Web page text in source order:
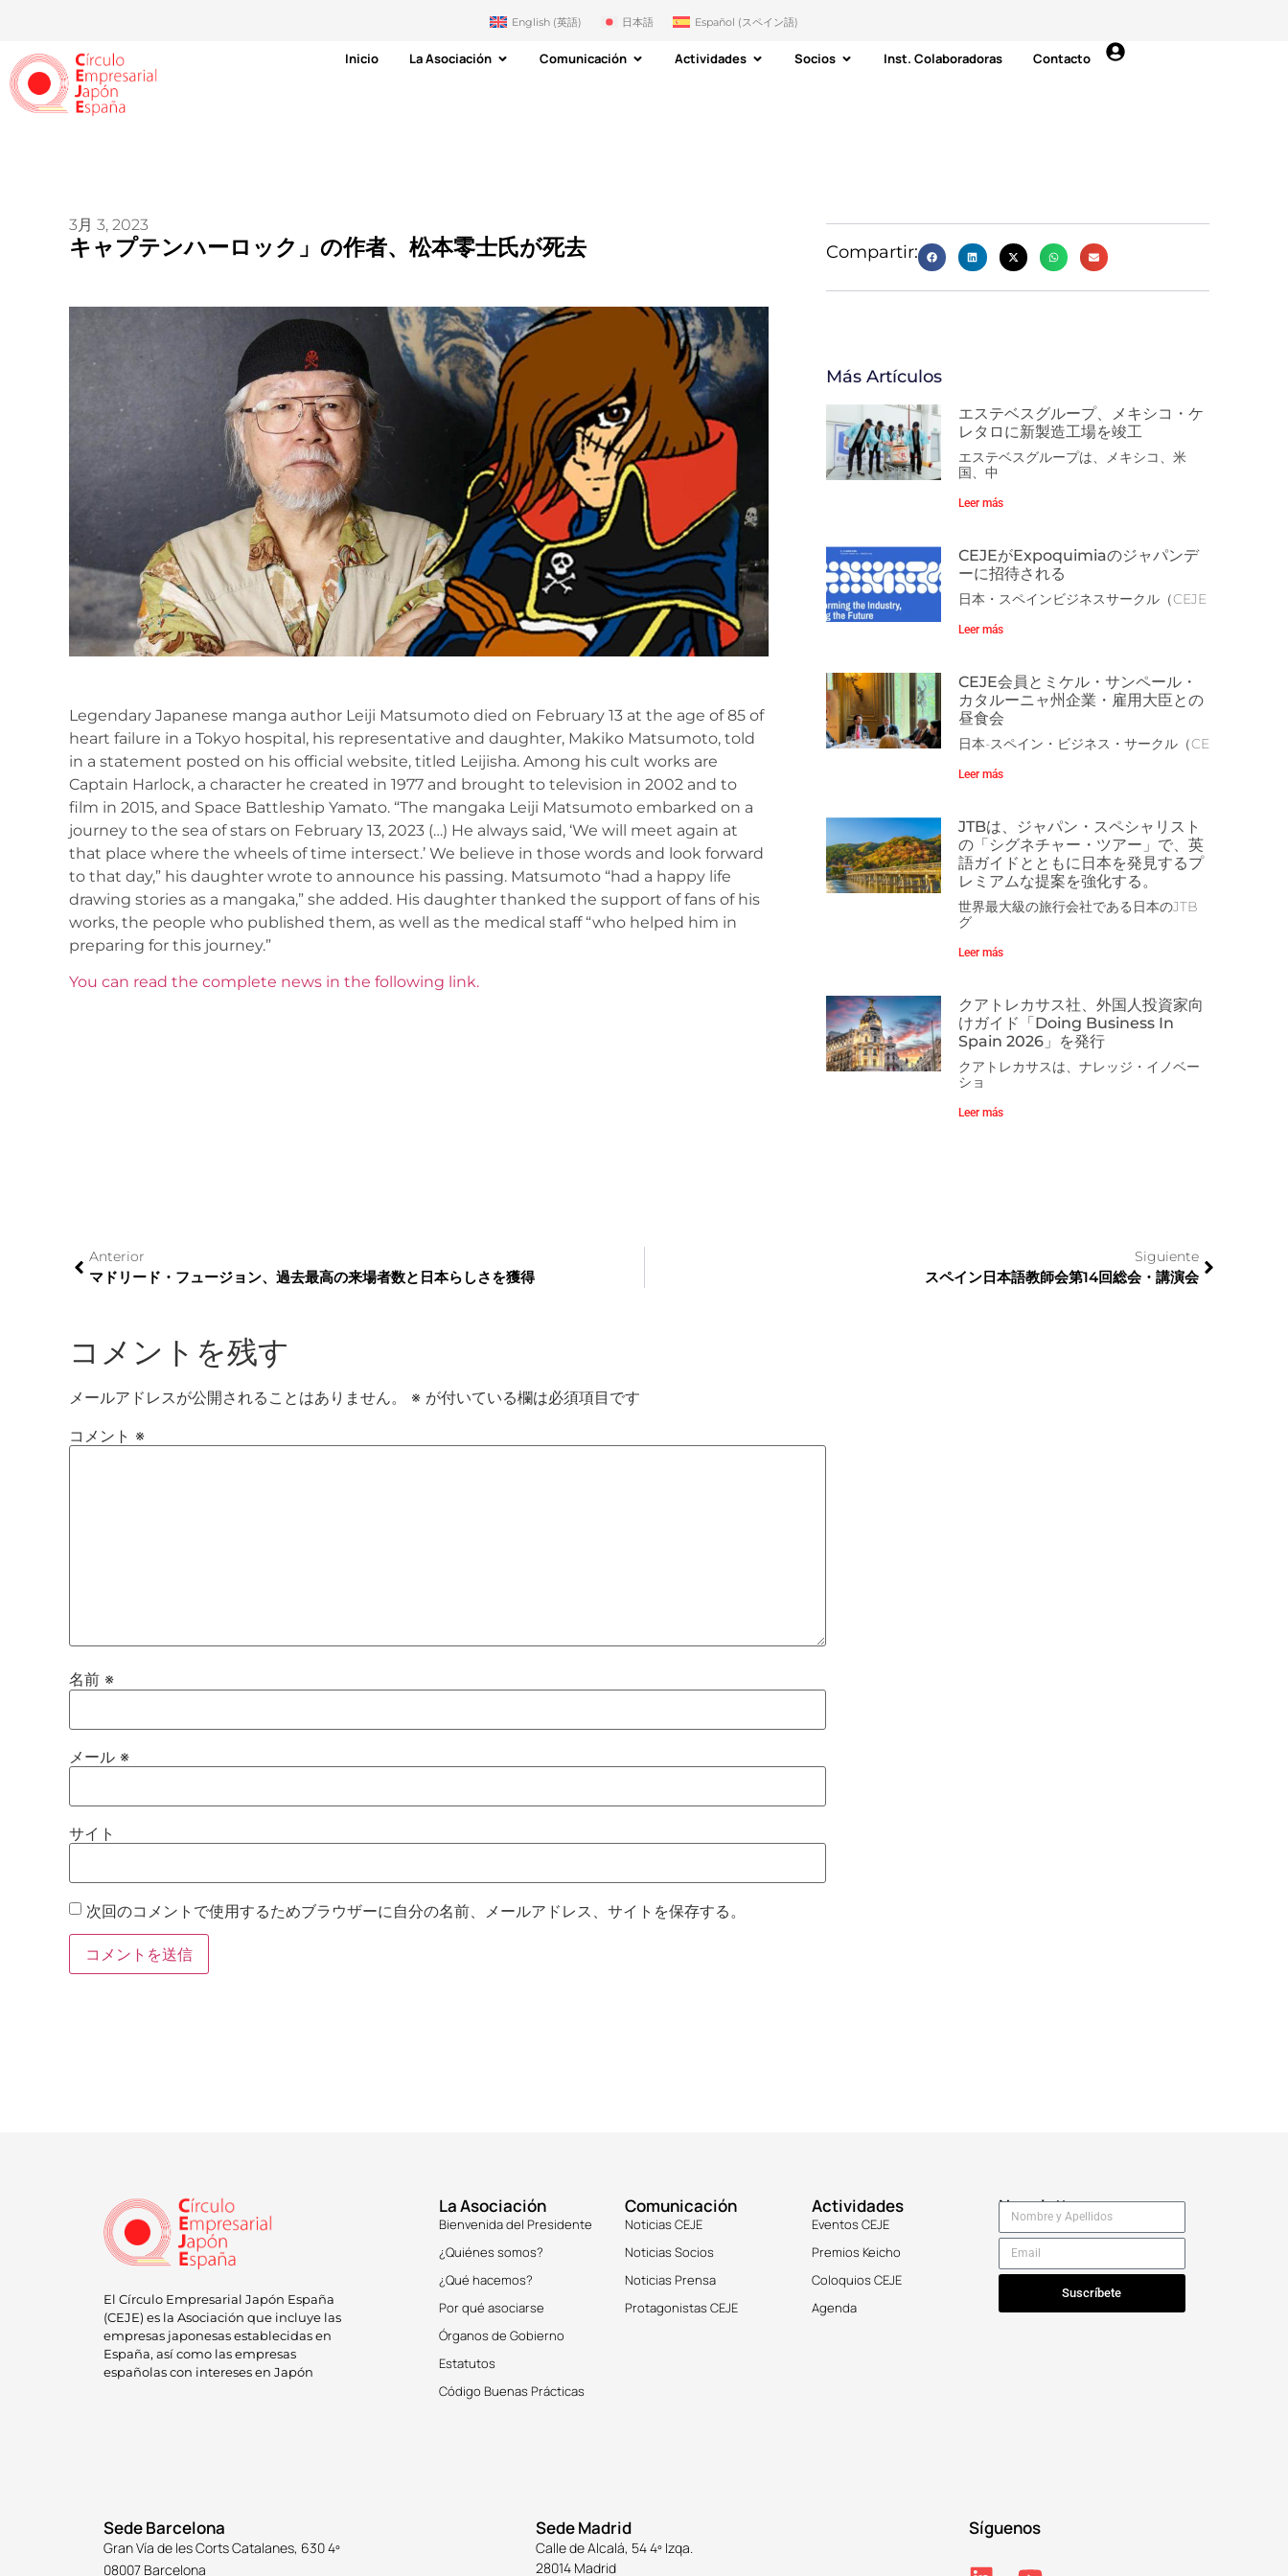
English(英語) 日本語 Español ( スペイン語)
Inicio La Asociación Comunicación Actividades Socios Inst. Colaboradoras Contacto
3月 3, 2023
キャプテンハーロック」の作者、松本零士氏が死去
Legendary Japanese manga author Leiji Matsumoto died on February 13 at the age of 85 of
heart failure in a Tokyo hospital, his representative and daughter, Makiko Matsumoto, told
in a statement posted on his official website, titled Leijisha. Among his cult works are
Captain Harlock, a character he created in 1977 and brought to television in 2002 and to
film in 2015, and Space Battleship Yamato. “The mangaka Leiji Matsumoto embarked on a
journey to the sea of stars on February 13, 2023 (…) He always said, ‘We will meet again at
that place where the wheels of time intersect.’ We believe in those words and look forward
to that day,” his daughter wrote to announce his passing. Matsumoto “had a happy life
drawing stories as a mangaka,” she added. His daughter thanked the support of fans of his
works, the people who published them, as well as the medical staff “who helped him in
preparing for this journey.”
You can read the complete news in the following link.
Compartir:
Más Artículos
エステベスグループ、メキシコ・ケ
レタロに新製造工場を竣工
エステベスグループは、メキシコ、米
国、中
Leer más
CEJEがExpoquimiaのジャパンデ
ーに招待される
日本・スペインビジネスサークル（CEJE
Leer más
CEJE会員とミケル・サンペール・
カタルーニャ州企業・雇用大臣との
昼食会
日本-スペイン・ビジネス・サークル（CE
Leer más
JTBは、ジャパン・スペシャリスト
の「シグネチャー・ツアー」で、英
語ガイドとともに日本を発見するプ
レミアムな提案を強化する。
世界最大級の旅行会社である日本のJTB
グ
Leer más
クアトレカサス社、外国人投資家向
けガイド「Doing Business In
Spain 2026」を発行
クアトレカサスは、ナレッジ・イノベー
ショ
Leer más
Anterior
マドリード・フュージョン、過去最高の来場者数と日本らしさを獲得
Siguiente
スペイン日本語教師会第14回総会・講演会
コメントを残す
メールアドレスが公開されることはありません。 ※ が付いている欄は必須項目です
コメント ※
名前 ※
メール ※
サイト
次回のコメントで使用するためブラウザーに自分の名前、メールアドレス、サイトを保存する。
El Círculo Empresarial Japón España
(CEJE) es la Asociación que incluye las
empresas japonesas establecidas en
España, así como las empresas
españolas con intereses en Japón
La Asociación
Bienvenida del Presidente
¿Quiénes somos?
¿Qué hacemos?
Por qué asociarse
Órganos de Gobierno
Estatutos
Código Buenas Prácticas
Comunicación
Noticias CEJE
Noticias Socios
Noticias Prensa
Protagonistas CEJE
Actividades
Eventos CEJE
Premios Keicho
Coloquios CEJE
Agenda
Newsletter
Suscríbete
Sede Barcelona
Gran Vía de les Corts Catalanes, 630 4º
08007 Barcelona
Sede Madrid
Calle de Alcalá, 54 4º Izqa.
28014 Madrid
Síguenos